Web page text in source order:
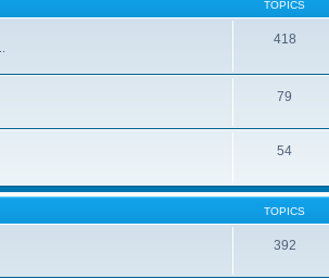
TOPICS
418
79
54
TOPICS
392